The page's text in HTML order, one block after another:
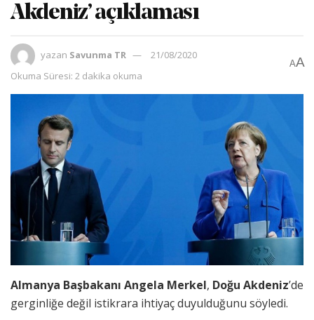
Akdeniz’ açıklaması
yazan Savunma TR
21/08/2020
Okuma Süresi: 2 dakika okuma
AA
Almanya Başbakanı Angela Merkel, Doğu Akdeniz’de
gerginliğe değil istikrara ihtiyaç duyulduğunu söyledi.